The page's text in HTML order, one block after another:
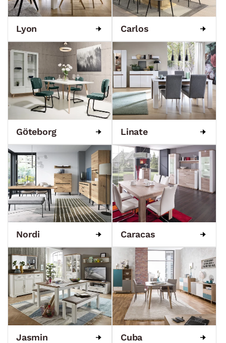
Lyon Carlos
Göteborg Linate
Nordi Caracas
Jasmin Cuba